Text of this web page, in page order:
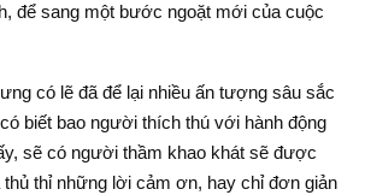
để sang một bước ngoặt mới của cuộc
có lẽ đã để lại nhiều ấn tượng sâu sắc
biết bao người thích thú với hành động
sẽ có người thầm khao khát sẽ được
thỉ những lời cảm ơn, hay chỉ đơn giản